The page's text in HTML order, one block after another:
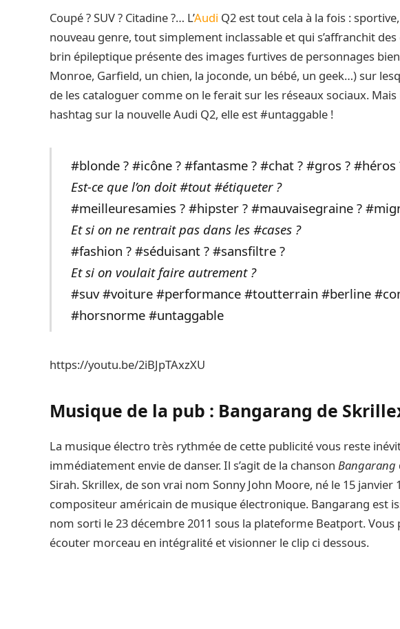
Coupé ? SUV ? Citadine ?… L’Audi Q2 est tout cela à la fois :
nouveau genre, tout simplement inclassable et qui s’affranchit
brin épileptique présente des images furtives de personnages
Monroe, Garfield, un chien, la joconde, un bébé, un geek…) sur
de les cataloguer comme on le ferait sur les réseaux sociaux.
hashtag sur la nouvelle Audi Q2, elle est #untaggable !
#blonde ? #icône ? #fantasme ? #chat ? #gros ? #héros
Est-ce que l’on doit #tout #étiqueter ?
#meilleuresamies ? #hipster ? #mauvaisegraine ?
Et si on ne rentrait pas dans les #cases ?
#fashion ? #séduisant ? #sansfiltre ?
Et si on voulait faire autrement ?
#suv #voiture #performance #toutterrain #berline
#horsnorme #untaggable
https://youtu.be/2iBJpTAxzXU
Musique de la pub : Bangarang de
La musique électro très rythmée de cette publicité vous reste
immédiatement envie de danser. Il s’agit de la chanson Bangarang
Sirah. Skrillex, de son vrai nom Sonny John Moore, né le 15 janvier
compositeur américain de musique électronique. Bangarang est
nom sorti le 23 décembre 2011 sous la plateforme Beatport. Vous
écouter morceau en intégralité et visionner le clip ci dessous.